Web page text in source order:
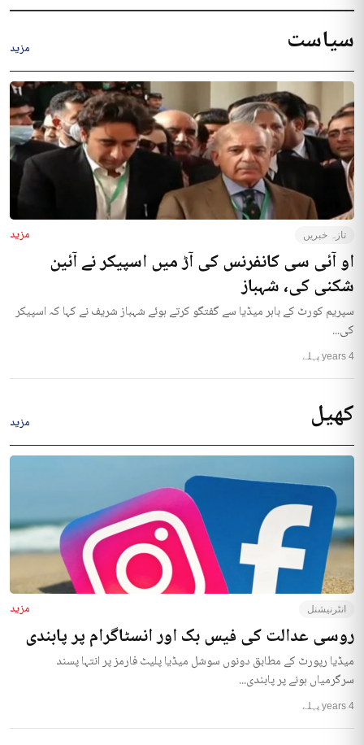
سیاست مزید
تازہ خبریں مزید
او آئی سی کانفرنس کی آڑ میں اسپیکر نے آئین
شکنی کی، شہباز
سپریم کورٹ کے باہر میڈیا سے گفتگو کرتے ہوئے شہباز شریف نے کہا کہ اسپیکر
کی...
4 years پہلے
کھیل مزید
انٹرنیشنل مزید
روسی عدالت کی فیس بک اور انسٹاگرام پر پابندی
میڈیا رپورٹ کے مطابق دونوں سوشل میڈیا پلیٹ فارمز پر انتہا پسند
سرگرمیاں ہونے پر پابندی...
4 years پہلے